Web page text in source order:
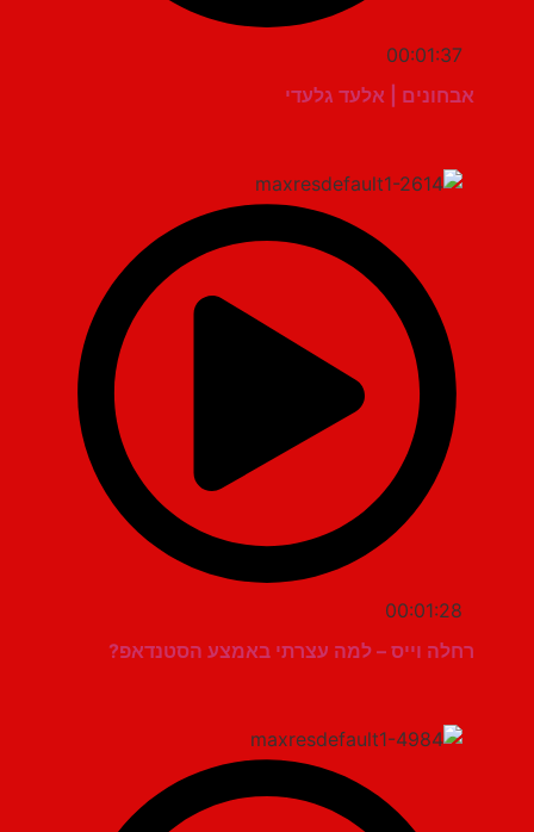
00:01:37
אבחונים | אלעד גלעדי
00:01:28
רחלה וייס – למה עצרתי באמצע הסטנדאפ?